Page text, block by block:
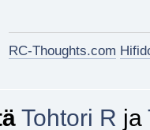
RC-Thoughts.com
Tohtori R ja